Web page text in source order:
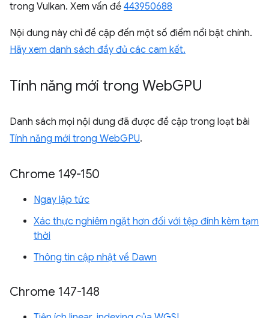
trong Vulkan. Xem vấn đề 443950688
Nội dung này chỉ đề cập đến một số điểm nổi bật chính.
Hãy xem danh sách đầy đủ các cam kết.
Tính năng mới trong WebGPU
Danh sách mọi nội dung đã được đề cập trong loạt bài
Tính năng mới trong WebGPU.
Chrome 149-150
Ngay lập tức
Xác thực nghiêm ngặt hơn đối với tệp đính kèm tạm
thời
Thông tin cập nhật về Dawn
Chrome 147-148